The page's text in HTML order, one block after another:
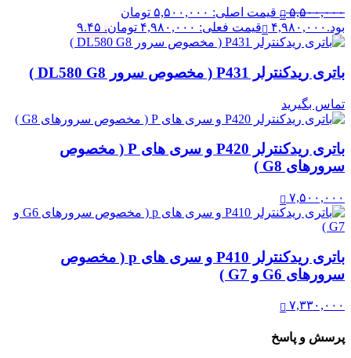
۵,۵۰۰,۰۰۰
قیمت اصلی: ۵,۵۰۰,۰۰۰ تومان
بود. ۴,۹۸۰,۰۰۰ قیمت فعلی: ۴,۹۸۰,۰۰۰ تومان. ۹.۴۵
باتری ریدکنترلر P431 ( مخصوص سرور DL580 G8 )
تماس بگیرید
باتری ریدکنترلر P420 و سری های P ( مخصوص
سرورهای G8 )
۷,۵۰۰,۰۰۰
باتری ریدکنترلر P410 و سری های p ( مخصوص
سرورهای G6 و G7 )
۷,۳۳۰,۰۰۰
پرسش و پاسخ